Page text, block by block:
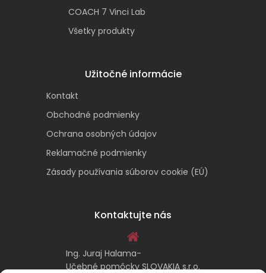
COACH 7 Vinci Lab
Všetky produkty
Užitočné informácie
Kontakt
Obchodné podmienky
Ochrana osobných údajov
Reklamačné podmienky
Zásady používania súborov cookie (EÚ)
Kontaktujte nás
Ing. Juraj Halama-
Učebné pomôcky SLOVAKIA s.r.o.